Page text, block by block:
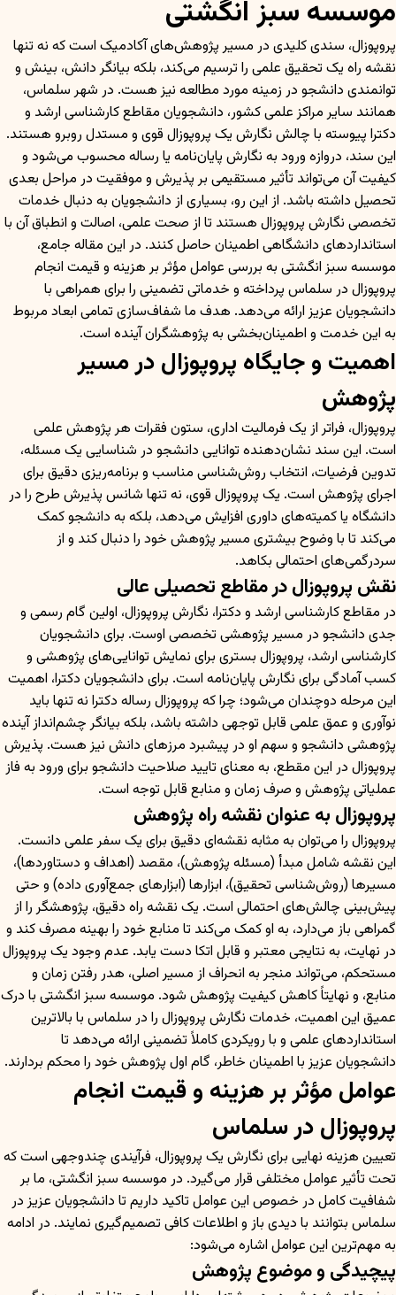
موسسه سبز انگشتی
پروپوزال، سندی کلیدی در مسیر پژوهش‌های آکادمیک است که نه تنها
نقشه راه یک تحقیق علمی را ترسیم می‌کند، بلکه بیانگر دانش، بینش و
توانمندی دانشجو در زمینه مورد مطالعه نیز هست. در شهر سلماس،
همانند سایر مراکز علمی کشور، دانشجویان مقاطع کارشناسی ارشد و
دکترا پیوسته با چالش نگارش یک پروپوزال قوی و مستدل روبرو هستند.
این سند، دروازه ورود به نگارش پایان‌نامه یا رساله محسوب می‌شود و
کیفیت آن می‌تواند تأثیر مستقیمی بر پذیرش و موفقیت در مراحل بعدی
تحصیل داشته باشد. از این رو، بسیاری از دانشجویان به دنبال خدمات
تخصصی نگارش پروپوزال هستند تا از صحت علمی، اصالت و انطباق آن با
استانداردهای دانشگاهی اطمینان حاصل کنند. در این مقاله جامع،
موسسه سبز انگشتی به بررسی عوامل مؤثر بر هزینه و قیمت انجام
پروپوزال در سلماس پرداخته و خدماتی تضمینی را برای همراهی با
دانشجویان عزیز ارائه می‌دهد. هدف ما شفاف‌سازی تمامی ابعاد مربوط
به این خدمت و اطمینان‌بخشی به پژوهشگران آینده است.
اهمیت و جایگاه پروپوزال در مسیر
پژوهش
پروپوزال، فراتر از یک فرمالیت اداری، ستون فقرات هر پژوهش علمی
است. این سند نشان‌دهنده توانایی دانشجو در شناسایی یک مسئله،
تدوین فرضیات، انتخاب روش‌شناسی مناسب و برنامه‌ریزی دقیق برای
اجرای پژوهش است. یک پروپوزال قوی، نه تنها شانس پذیرش طرح را در
دانشگاه یا کمیته‌های داوری افزایش می‌دهد، بلکه به دانشجو کمک
می‌کند تا با وضوح بیشتری مسیر پژوهش خود را دنبال کند و از
سردرگمی‌های احتمالی بکاهد.
نقش پروپوزال در مقاطع تحصیلی عالی
در مقاطع کارشناسی ارشد و دکترا، نگارش پروپوزال، اولین گام رسمی و
جدی دانشجو در مسیر پژوهشی تخصصی اوست. برای دانشجویان
کارشناسی ارشد، پروپوزال بستری برای نمایش توانایی‌های پژوهشی و
کسب آمادگی برای نگارش پایان‌نامه است. برای دانشجویان دکترا، اهمیت
این مرحله دوچندان می‌شود؛ چرا که پروپوزال رساله دکترا نه تنها باید
نوآوری و عمق علمی قابل توجهی داشته باشد، بلکه بیانگر چشم‌انداز آینده
پژوهشی دانشجو و سهم او در پیشبرد مرزهای دانش نیز هست. پذیرش
پروپوزال در این مقطع، به معنای تایید صلاحیت دانشجو برای ورود به فاز
عملیاتی پژوهش و صرف زمان و منابع قابل توجه است.
پروپوزال به عنوان نقشه راه پژوهش
پروپوزال را می‌توان به مثابه نقشه‌ای دقیق برای یک سفر علمی دانست.
این نقشه شامل مبدأ (مسئله پژوهش)، مقصد (اهداف و دستاوردها)،
مسیرها (روش‌شناسی تحقیق)، ابزارها (ابزارهای جمع‌آوری داده) و حتی
پیش‌بینی چالش‌های احتمالی است. یک نقشه راه دقیق، پژوهشگر را از
گمراهی باز می‌دارد، به او کمک می‌کند تا منابع خود را بهینه مصرف کند و
در نهایت، به نتایجی معتبر و قابل اتکا دست یابد. عدم وجود یک پروپوزال
مستحکم، می‌تواند منجر به انحراف از مسیر اصلی، هدر رفتن زمان و
منابع، و نهایتاً کاهش کیفیت پژوهش شود. موسسه سبز انگشتی با درک
عمیق این اهمیت، خدمات نگارش پروپوزال را در سلماس با بالاترین
استانداردهای علمی و با رویکردی کاملاً تضمینی ارائه می‌دهد تا
دانشجویان عزیز با اطمینان خاطر، گام اول پژوهش خود را محکم بردارند.
عوامل مؤثر بر هزینه و قیمت انجام
پروپوزال در سلماس
تعیین هزینه نهایی برای نگارش یک پروپوزال، فرآیندی چندوجهی است که
تحت تأثیر عوامل مختلفی قرار می‌گیرد. در موسسه سبز انگشتی، ما بر
شفافیت کامل در خصوص این عوامل تاکید داریم تا دانشجویان عزیز در
سلماس بتوانند با دیدی باز و اطلاعات کافی تصمیم‌گیری نمایند. در ادامه
به مهم‌ترین این عوامل اشاره می‌شود:
پیچیدگی و موضوع پژوهش